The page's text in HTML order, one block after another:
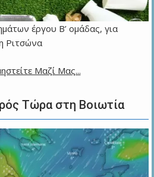
έργου Β’ ομάδας, για
Ριτσώνα
Τώρα στη Βοιωτία